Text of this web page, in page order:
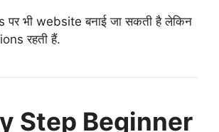
भी website बनाई जा सकती है लेकिन
रहती हैं.
Step Beginner